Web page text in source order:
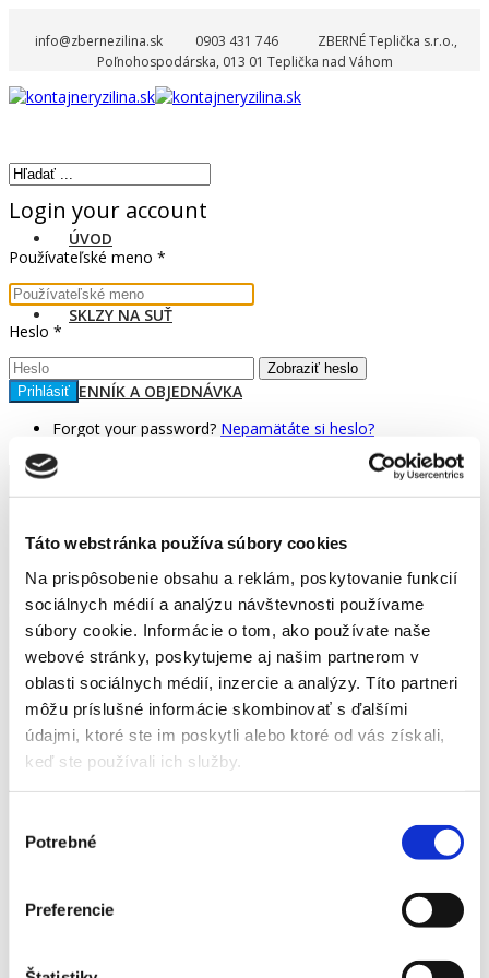
Táto webstránka používa súbory cookies
Na prispôsobenie obsahu a reklám, poskytovanie funkcií
sociálnych médií a analýzu návštevnosti používame
súbory cookie. Informácie o tom, ako používate naše
webové stránky, poskytujeme aj našim partnerom v
oblasti sociálnych médií, inzercie a analýzy. Títo partneri
môžu príslušné informácie skombinovať s ďalšími
údajmi, ktoré ste im poskytli alebo ktoré od vás získali,
keď ste používali ich služby.
súhlasu
Potrebné
Preferencie
info@zbernezilina.sk 0903 431 746
ZBERNÉ Teplička s.r.o.,
Poľnohospodárska, 013 01 Teplička nad Váhom
ÚVOD
SKLZY NA SUŤ
CENNÍK A OBJEDNÁVKA
Login your account
Používateľské meno *
Heslo *
Zobraziť heslo
Prihlásiť
Forgot your password? Nepamätáte si heslo?
a 10 m³.Odvoz odpadu a rozvoz veľkokapacitných kontajnerov
poskytujeme s nákladným vozidlom s nosnosťou do 7,5 t.
Prenájom kontajnerov na stavebný alebo komunálny odpad pre
súkromné osoby, mestá, obce a taktiež pre podnikateľské
subjekty. Radi vám poskytneme naše služby. Tešíme sa na vás.
NAŠE SLUŽBY
Prenájom kontajnerov a odvoz stavebného odpadu
Prenájom kontajnerov a odvoz objemného odpadu
Odvoz stavebného odpadu